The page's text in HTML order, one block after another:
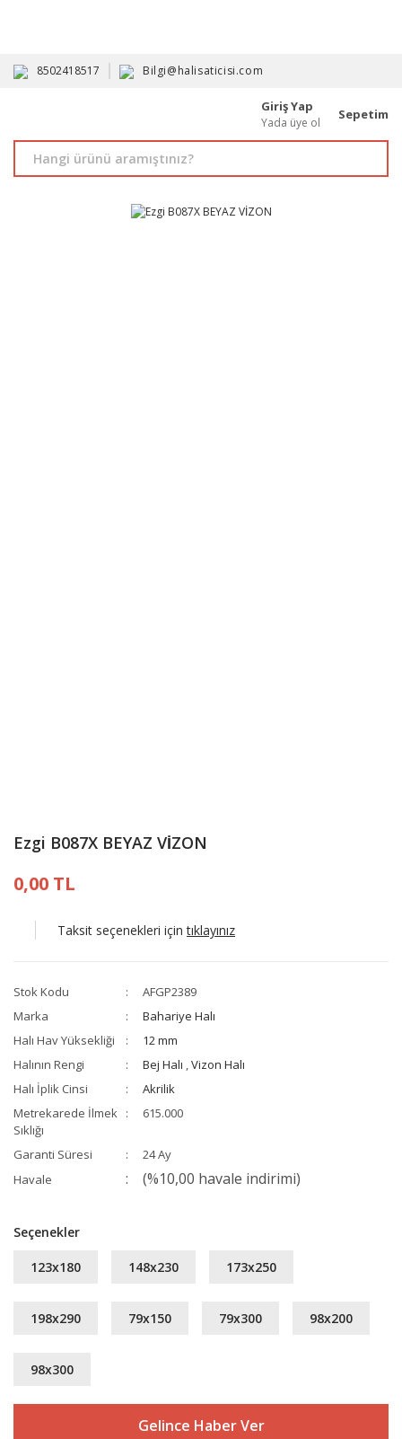
8502418517 Bilgi@halisaticisi.com
Giriş Yap
Yada üye ol
Sepetim
Ezgi B087X BEYAZ VİZON
0,00 TL
Taksit seçenekleri içintıklayınız
Stok Kodu
AFGP2389
Marka
Bahariye Halı
Halı Hav Yüksekliği
12 mm
Halının Rengi
Bej Halı ,Vizon Halı
Halı İplik Cinsi
Akrilik
Metrekarede İlmek
Sıklığı
615.000
Garanti Süresi
24 Ay
Havale
(%10,00 havale indirimi)
Seçenekler
123x180 148x230 173x250
198x290 79x150 79x300 98x200
98x300
Gelince Haber Ver